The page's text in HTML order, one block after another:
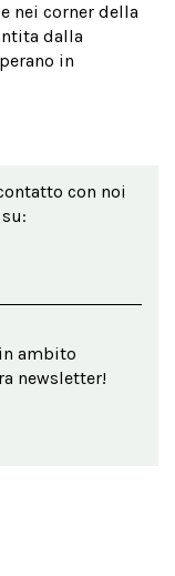
nei corner della
dalla
in
con noi
ambito
newsletter!